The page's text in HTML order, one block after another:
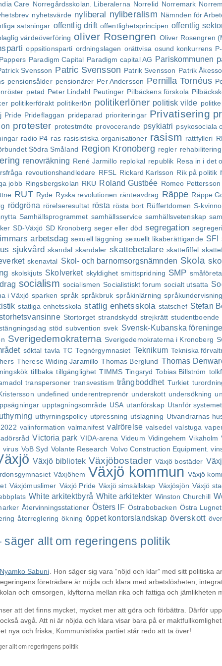
Care Norregårdsskolan. Liberalerna Norrelid Norremark
nyhetsvärde nyliberal nyliberalism Nämnden för
satsningar offentlig drift offentlighetsprincipen offentlig
värdeöverföring oliver Rosengren Oliver Rosengren
oppsitionsparti ordningslagen orättvisa osund konkurrens
Paradigm Capital Paradigm capital AG Pariskommunen
Svensson Patric Svensson Patrik Svensson Patrik
pensionsålder pensionärer Per Andersson Pernilla Tornéus
petad Peter Lindahl Peutinger Pilbäckens förskola
politikerförakt politikerlön politikerlöner politisk vilde
Pride Prideflaggan prideparad prioriteringar Privatisering
protester protestmöte provocerande psykiatri psykosociala
radio P4 ras rasisistiska organisationer rasism rattfylleri
Södra Småland Region Kronoberg regler rehabilitering
renovräkning René Jarmillo replokal republik Resa in i det
revoutionshandledare RFSL Rickard Karlsson Rik på politik
jobb Ringsbergskolan RKU Roland Gustbée Romeo Pettersson
RUT Ryde Ryska revolutionen ränteavdrag Räppe Räppe
rödgröna rörelseresultat rösta rösta bort Rüffertdomen S-
Samhällsprogrammet samhällsservice samhällsvetenskap
SD-Växjö SD Kronoberg seger eller död segregation
arbetsdag sexuell läggning sexuellt likaberättigande SFI
sjukvård skandal skandaler skattebetalare skattefiffel
skenavtal Skol- och barnomsorgsnämnden Skola
skolskjuts Skolverket skyldighet smittspridning SMP
socialism socialismen Socialistiskt forum socialt utsatta
i Växjö sparken språk språkbruk språkinlärning
statliga enhetsskola statlig enhetsskola statschef Stefan
Stortorget strandskydd strejkrätt studentboende
stöd subvention svek Svensk-Kubanska
Sverigedemokraterna Sverigedemokraterna i Kronoberg
söktal tavla TC Tegnérgymnasiet Teknikum Tekniska
Therese Widing Jaramillo Thomas Berglund Thomas
tillbaka tillgänglighet TIMMS Tingsryd Tobias Billström
transpersoner transvestism trångboddhet Turkiet
undefined underentreprenör underskott undersökning
upptagningsområde USA utanförskap Utanför systemet
uthyrningspolicy utpressning utslagning Utvandrarnas
valinformation valmanifest valrörelse valsedel valstuga
Victoria park VIDA-arena Videum Vidingehem Vikaholm
virus VoB Syd Volante Research Volvo Construction Equipment.
Växjö bibliotek Växjöbostader Växjö bostäder
Växjöhem Växjö kommun Växjö
Växjömuslimer Växjö Pride Växjö simsällskap Växjösjön Växjö
White arkitektbyrå White arkitekter Winston Churchill
Återvinningsstationer Östers IF Östrabobacken Östra Lugnet
återreglering ökning öppet kontorslandskap överskott
säger allt om regeringens politik
Nyamko Sabuni . Hon säger sig vara ”nöjd och klar” med sitt politiska
företrädare är nöjda och klara med arbetslösheten,
och omsorgen, klyftorna mellan rika och fattiga och jämlikheten
att det finns mycket, mycket mer att göra och förbättra. Därför
avgå. Att ni är nöjda och klara visar bara på er
nya och friska, Kommunistiska partiet står redo att ta över!
allt om regeringens politik